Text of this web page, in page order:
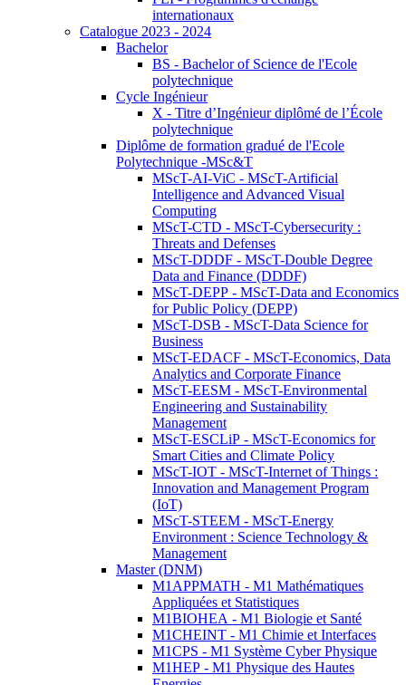
internationaux
Catalogue 2023 - 2024
Bachelor
BS - Bachelor of Science de l'Ecole
polytechnique
Cycle Ingénieur
X - Titre d’Ingénieur diplômé de l’École
polytechnique
Diplôme de formation gradué de l'Ecole
Polytechnique -MSc&T
MScT-AI-ViC - MScT-Artificial
Intelligence and Advanced Visual
Computing
MScT-CTD - MScT-Cybersecurity :
Threats and Defenses
MScT-DDDF - MScT-Double Degree
Data and Finance (DDDF)
MScT-DEPP - MScT-Data and Economics
for Public Policy (DEPP)
MScT-DSB - MScT-Data Science for
Business
MScT-EDACF - MScT-Economics, Data
Analytics and Corporate Finance
MScT-EESM - MScT-Environmental
Engineering and Sustainability
Management
MScT-ESCLiP - MScT-Economics for
Smart Cities and Climate Policy
MScT-IOT - MScT-Internet of Things :
Innovation and Management Program
(IoT)
MScT-STEEM - MScT-Energy
Environment : Science Technology &
Management
Master (DNM)
M1APPMATH - M1 Mathématiques
Appliquées et Statistiques
M1BIOHEA - M1 Biologie et Santé
M1CHEINT - M1 Chimie et Interfaces
M1CPS - M1 Système Cyber Physique
M1HEP - M1 Physique des Hautes